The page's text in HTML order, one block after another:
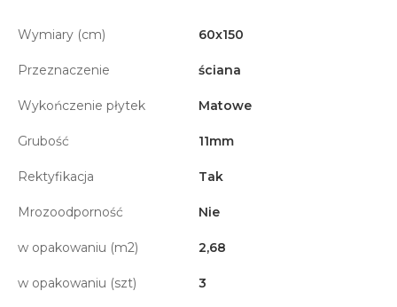
Wymiary (cm) 60x150
Przeznaczenie ściana
Wykończenie płytek Matowe
Grubość 11mm
Rektyfikacja Tak
Mrozoodporność Nie
w opakowaniu (m2) 2,68
w opakowaniu (szt) 3